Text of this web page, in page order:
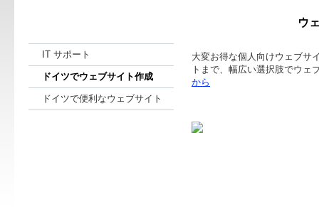
IT サポート
ドイツでウェブサイト作成
ドイツで便利なウェブサイト
ウ
大変お得な個人向けウェブサ
トまで、幅広い選択肢でウェ
から